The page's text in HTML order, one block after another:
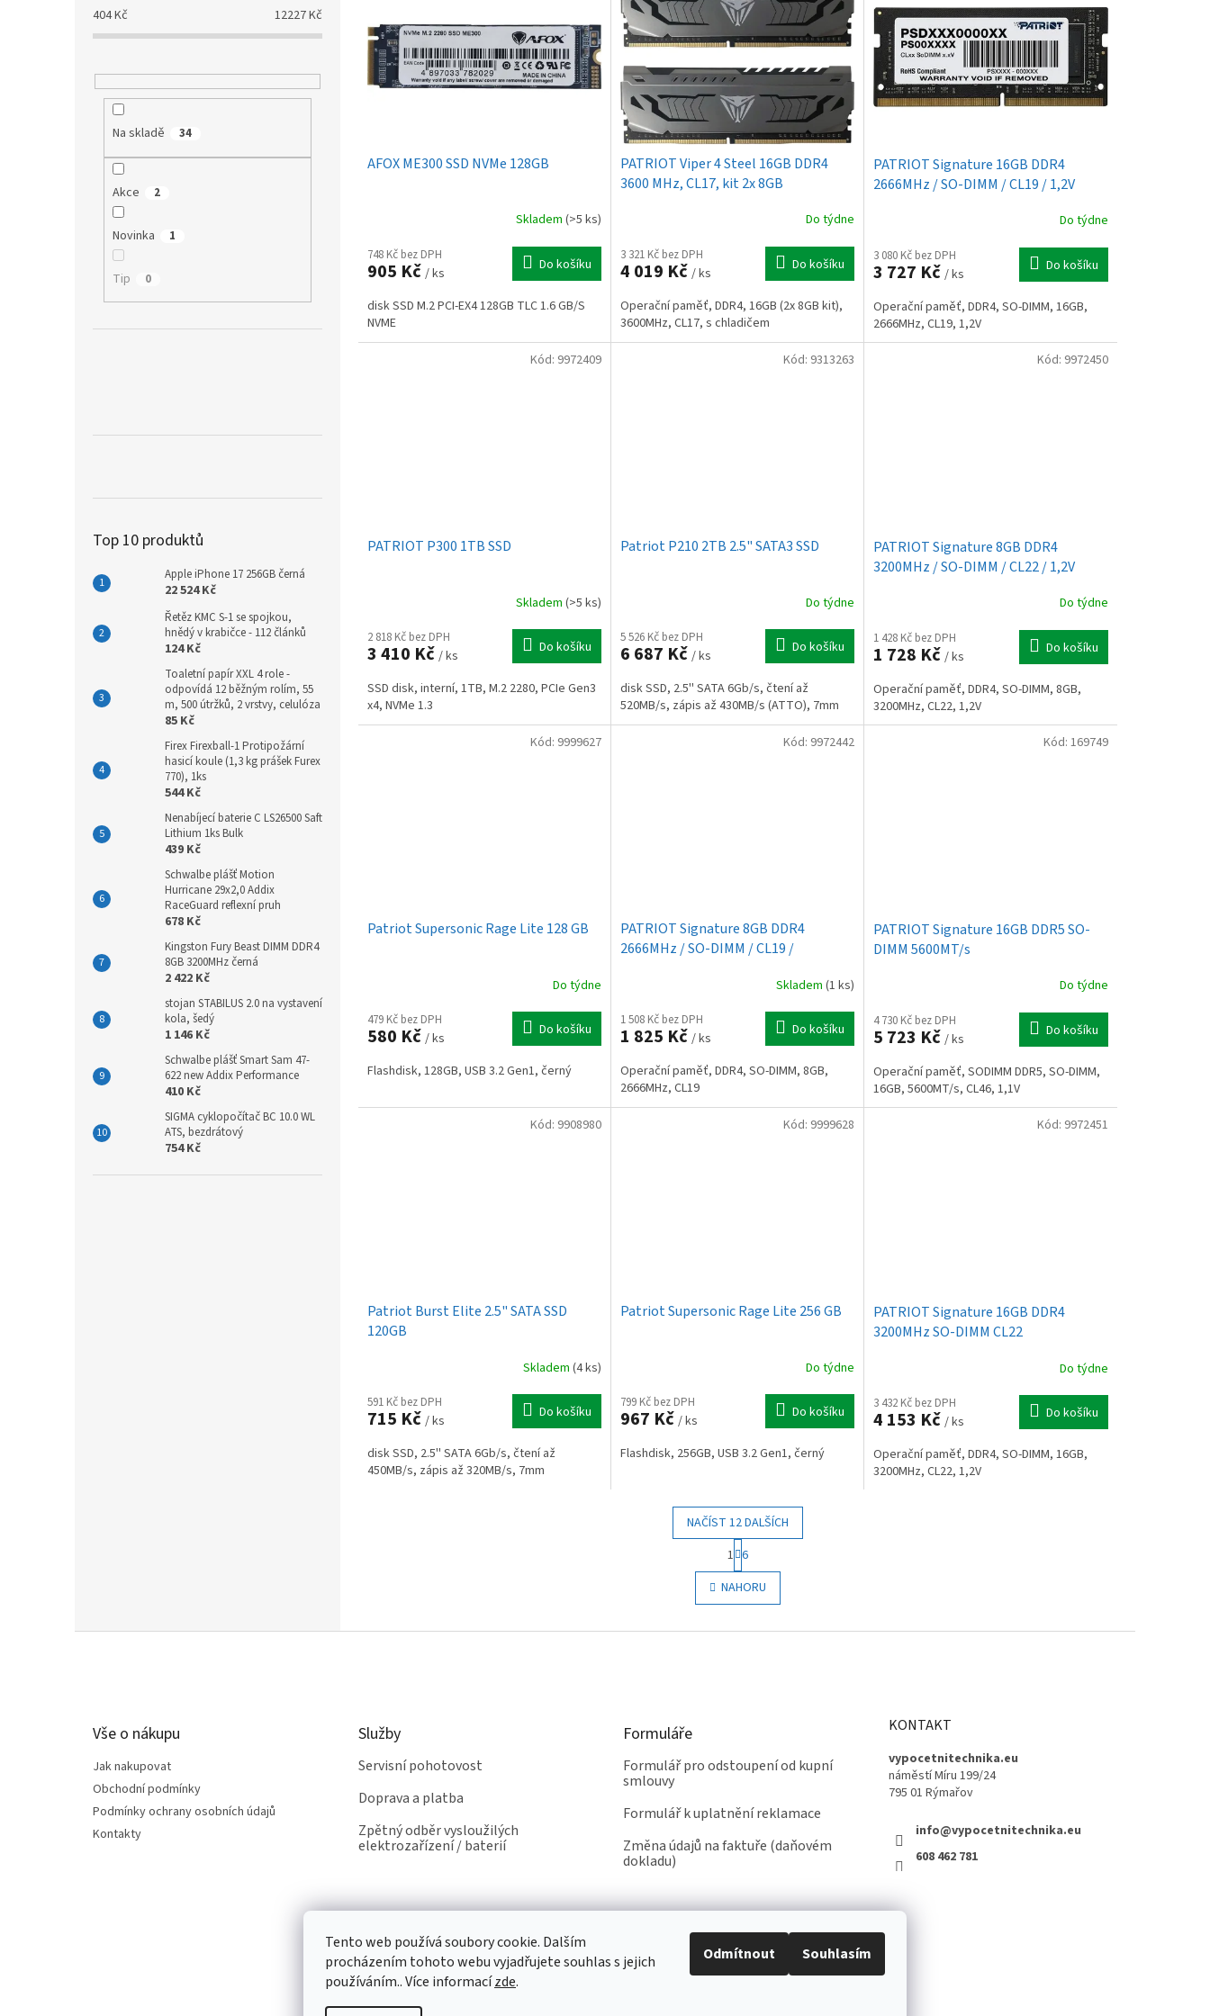
Tento web používá soubory cookie. Dalším
procházením tohoto webu vyjadřujete souhlas s jejich
používáním.. Více informacízde.
Odmítnout Souhlasím
404Kč 12227Kč
Na skladě 34
Akce 2
Novinka 1
Tip 0
Top 10 produktů
Apple iPhone 17 256GB černá
22 524 Kč
Řetěz KMC S-1 se spojkou,
hnědý v krabičce - 112 článků
124 Kč
Toaletní papír XXL 4 role -
odpovídá 12 běžným rolím, 55
m, 500 útržků, 2 vrstvy, celulóza
85 Kč
Firex Firexball-1 Protipožární
hasicí koule (1,3 kg prášek Furex
770), 1ks
544 Kč
Nenabíjecí baterie C LS26500 Saft
Lithium 1ks Bulk
439 Kč
Schwalbe plášť Motion
Hurricane 29x2,0 Addix
RaceGuard reflexní pruh
678 Kč
Kingston Fury Beast DIMM DDR4
8GB 3200MHz černá
2 422 Kč
stojan STABILUS 2.0 na vystavení
kola, šedý
1 146 Kč
Schwalbe plášť Smart Sam 47-
622 new Addix Performance
410 Kč
SIGMA cyklopočítač BC 10.0 WL
ATS, bezdrátový
754 Kč
p
AFOX ME300 SSD NVMe 128GB
Skladem (>5 ks)
748 Kč bez DPH
905 Kč / ks Do košíku
disk SSD M.2 PCI-EX4 128GB TLC 1.6 GB/S
NVME
PATRIOT Viper 4 Steel 16GB DDR4
3600 MHz, CL17, kit 2x 8GB
Do týdne
3 321 Kč bez DPH
4 019 Kč / ks Do košíku
Operační paměť, DDR4, 16GB (2x 8GB kit),
3600MHz, CL17, s chladičem
PATRIOT Signature 16GB DDR4
2666MHz / SO-DIMM / CL19 / 1,2V
Do týdne
3 080 Kč bez DPH
3 727 Kč / ks Do košíku
Operační paměť, DDR4, SO-DIMM, 16GB,
2666MHz, CL19, 1,2V
PATRIOT P300 1TB SSD
Skladem (>5 ks)
2 818 Kč bez DPH
3 410 Kč / ks Do košíku
SSD disk, interní, 1TB, M.2 2280, PCIe Gen3
x4, NVMe 1.3
Kód: 9972409
Patriot P210 2TB 2.5" SATA3 SSD
Do týdne
5 526 Kč bez DPH
6 687 Kč / ks Do košíku
disk SSD, 2.5'' SATA 6Gb/s, čtení až
520MB/s, zápis až 430MB/s (ATTO), 7mm
Kód: 9313263
PATRIOT Signature 8GB DDR4
3200MHz / SO-DIMM / CL22 / 1,2V
Do týdne
1 428 Kč bez DPH
1 728 Kč / ks Do košíku
Operační paměť, DDR4, SO-DIMM, 8GB,
3200MHz, CL22, 1,2V
Kód: 9972450
Patriot Supersonic Rage Lite 128 GB
Do týdne
479 Kč bez DPH
580 Kč / ks Do košíku
Flashdisk, 128GB, USB 3.2 Gen1, černý
Kód: 9999627
PATRIOT Signature 8GB DDR4
2666MHz / SO-DIMM / CL19 /
Skladem (1 ks)
1 508 Kč bez DPH
1 825 Kč / ks Do košíku
Operační paměť, DDR4, SO-DIMM, 8GB,
2666MHz, CL19
Kód: 9972442
PATRIOT Signature 16GB DDR5 SO-
DIMM 5600MT/s
Do týdne
4 730 Kč bez DPH
5 723 Kč / ks Do košíku
Operační paměť, SODIMM DDR5, SO-DIMM,
16GB, 5600MT/s, CL46, 1,1V
Kód: 169749
Patriot Burst Elite 2.5" SATA SSD
120GB
Skladem (4 ks)
591 Kč bez DPH
715 Kč / ks Do košíku
disk SSD, 2.5'' SATA 6Gb/s, čtení až
450MB/s, zápis až 320MB/s, 7mm
Kód: 9908980
Patriot Supersonic Rage Lite 256 GB
Do týdne
799 Kč bez DPH
967 Kč / ks Do košíku
Flashdisk, 256GB, USB 3.2 Gen1, černý
Kód: 9999628
PATRIOT Signature 16GB DDR4
3200MHz SO-DIMM CL22
Do týdne
3 432 Kč bez DPH
4 153 Kč / ks Do košíku
Operační paměť, DDR4, SO-DIMM, 16GB,
3200MHz, CL22, 1,2V
Kód: 9972451
O
v
l
d
y
ý
p
s
NAČÍST 12 DALŠÍCH
S
t
r
á
n
o
1 6
NAHORU
Vše o nákupu
Jak nakupovat
Obchodní podmínky
Podmínky ochrany osobních údajů
Kontakty
Služby
Servisní pohotovost
Doprava a platba
Zpětný odběr vysloužilých
elektrozařízení / baterií
Formuláře
Formulář pro odstoupení od kupní
smlouvy
Formulář k uplatnění reklamace
Změna údajů na faktuře (daňovém
dokladu)
KONTAKT
vypocetnitechnika.eu
náměstí Míru 199/24
795 01 Rýmařov
info@vypocetnitechnika.eu
608 462 781